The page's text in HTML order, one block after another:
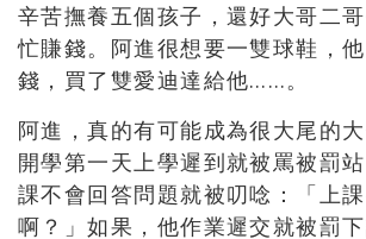
辛苦撫養五個孩子，還好大哥二
忙賺錢。阿進很想要一雙球鞋，
錢，買了雙愛迪達給他……。
阿進，真的有可能成為很大尾的
開學第一天上學遲到就被罵被罰
課不會回答問題就被叨唸：「上
啊？」如果，他作業遲交就被罰